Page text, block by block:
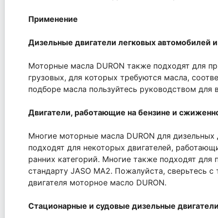
Применение
Дизельные двигатели легковых автомобилей
Моторные масла DURON также подходят для
грузовых, для которых требуются масла,
подборе масла пользуйтесь руководством для
Двигатели, работающие на бензине и
Многие моторные масла DURON для дизельных
подходят для некоторых двигателей,
ранних категорий. Многие также подходят
стандарту JASO MA2. Пожалуйста, сверьтесь
двигателя моторное масло DURON.
Стационарные и судовые дизельные